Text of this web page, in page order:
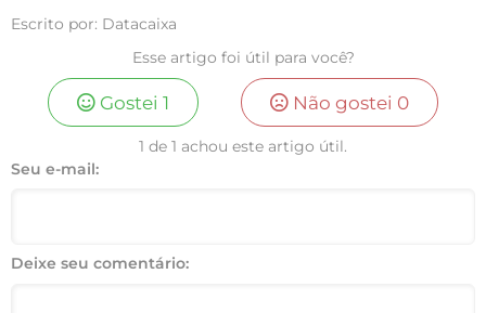
Escrito por: Datacaixa
Esse artigo foi útil para você?
Gostei1 Não gostei 0
1 de 1 achou este artigo útil.
Seu e-mail:
Deixe seu comentário: